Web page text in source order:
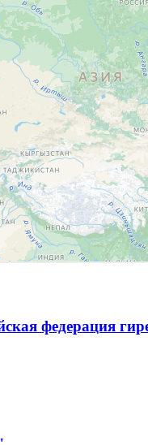
федерация